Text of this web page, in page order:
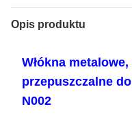
Opis produktu
Włókna
przepuszczalne
N002